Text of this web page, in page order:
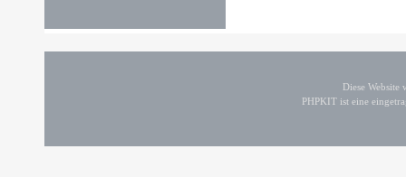
Diese
PHPKIT ist eine